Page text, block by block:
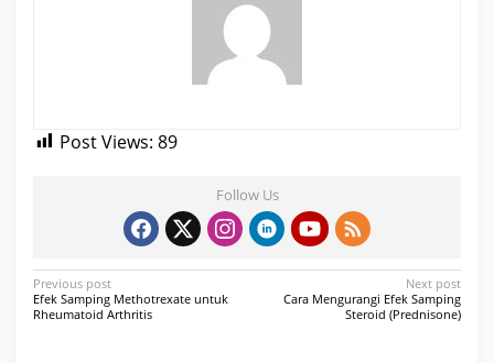
Post Views: 89
Follow Us
P
o
Previous post
Efek Samping Methotrexate untuk
Rheumatoid Arthritis
Next post
Cara Mengurangi Efek Samping
Steroid (Prednisone)